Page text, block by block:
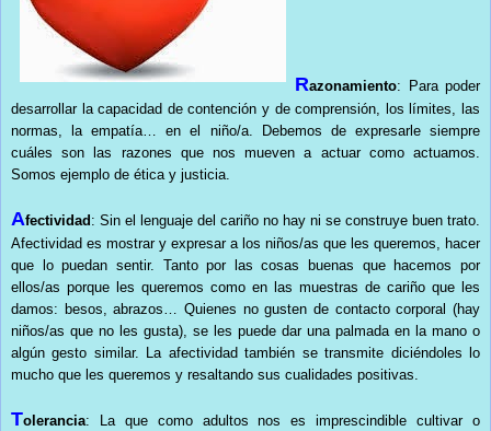
Razonamiento: Para poder
desarrollar la capacidad de contención y de comprensión, los límites, las
normas, la empatía… en el niño/a. Debemos de expresarle siempre
cuáles son las razones que nos mueven a actuar como actuamos.
Somos ejemplo de ética y justicia.
Afectividad : Sin el lenguaje del cariño no hay ni se construye buen trato.
Afectividad es mostrar y expresar a los niños/as que les queremos, hacer
que lo puedan sentir. Tanto por las cosas buenas que hacemos por
ellos/as porque les queremos como en las muestras de cariño que les
damos: besos, abrazos… Quienes no gusten de contacto corporal (hay
niños/as que no les gusta), se les puede dar una palmada en la mano o
algún gesto similar. La afectividad también se transmite diciéndoles lo
mucho que les queremos y resaltando sus cualidades positivas.
Tolerancia: La que como adultos nos es imprescindible cultivar o